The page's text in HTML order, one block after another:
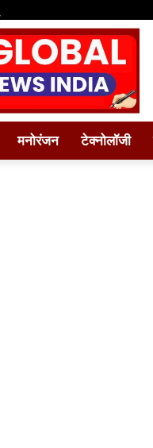
मनोरंजन टेक्नोलॉजी